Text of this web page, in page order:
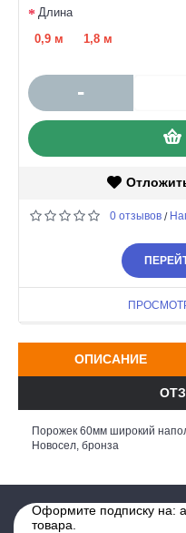
Длина
0,9 м
1,8 м
-
0 отзывов /
ОПИСАНИЕ
Порожек 60мм широкий
Новосел, бронза
Оформите подписку на:
товара.